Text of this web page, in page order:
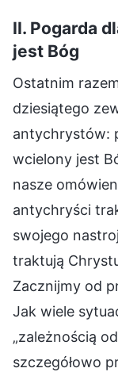
II. Pogarda
jest Bóg
Ostatnim
dziesiątego
antychrystów:
wcielony jest
nasze
antychryści
swojego
traktują
Zacznijmy od
Jak wiele
„zależnością
szczegółowo